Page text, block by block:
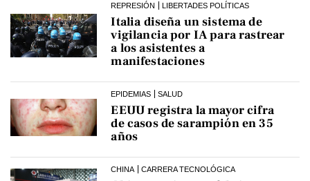
REPRESIÓN LIBERTADES POLÍTICAS
Italia diseña un sistema de
vigilancia por IA para rastrear
a los asistentes a
manifestaciones
EPIDEMIAS SALUD
EEUU registra la mayor cifra
de casos de sarampión en 35
años
CHINA CARRERA TECNOLÓGICA